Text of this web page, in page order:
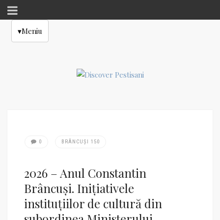
▾Meniu
0 BRÂNCUȘI 150
2026 – Anul Constantin
Brâncuși. Inițiativele
instituțiilor de cultură din